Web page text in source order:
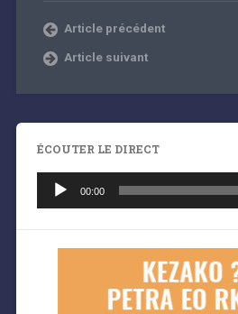
Article précédent
Article suivant
ÉCOUTER LE DIRECT
audio
00:00